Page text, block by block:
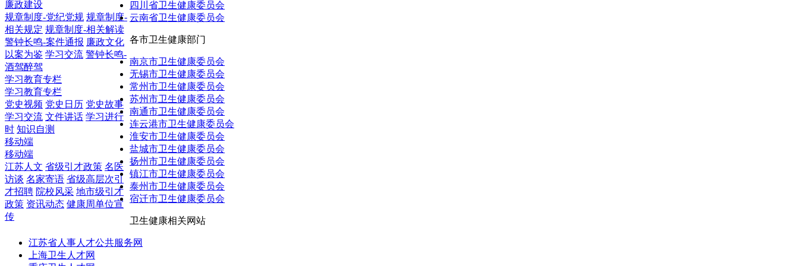
廉政建设
规章制度-党纪党规 规章制度-
相关规定 规章制度-相关解读
警钟长鸣-案件通报 廉政文化
以案为鉴 学习交流 警钟长鸣-
酒驾醉驾
学习教育专栏
学习教育专栏
党史视频 党史日历 党史故事
学习交流 文件讲话 学习进行
时 知识自测
移动端
移动端
江苏人文 省级引才政策 名医
访谈 名家寄语 省级高层次引
才招聘 院校风采 地市级引才
政策 资讯动态 健康周单位宣
传
四川省卫生健康委员会
云南省卫生健康委员会
各市卫生健康部门
南京市卫生健康委员会
无锡市卫生健康委员会
常州市卫生健康委员会
苏州市卫生健康委员会
南通市卫生健康委员会
连云港市卫生健康委员会
淮安市卫生健康委员会
盐城市卫生健康委员会
扬州市卫生健康委员会
镇江市卫生健康委员会
泰州市卫生健康委员会
宿迁市卫生健康委员会
卫生健康相关网站
江苏省人事人才公共服务网
上海卫生人才网